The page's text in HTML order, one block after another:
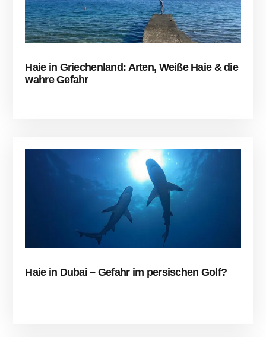
Haie in Griechenland: Arten, Weiße Haie & die
wahre Gefahr
Haie in Dubai – Gefahr im persischen Golf?